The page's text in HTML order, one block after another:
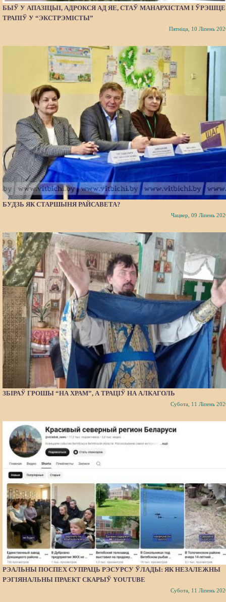
БЫЎ У АПАЗІЦЫІ, АДРОКСЯ АД ЯЕ, СТАЎ МАНАРХІСТАМ І ЎРЭШЦЕ
ТРАПІЎ У “ЭКСТРЭМІСТЫ”
Пятніца, 10 Ліпень
БУДЗЬ ЯК СТАРШЫНЯ РАЙСАВЕТА?
Чацвер, 09 Ліпень
ЗБІРАЎ ГРОШЫ “НА ХРАМ”, А ТРАЦІЎ НА АЛКАГОЛЬ
Субота, 11 Ліпень
РЭАЛЬНЫ ПОСПЕХ СУПРАЦЬ РЭСУРСУ ЎЛАДЫ: ЯК НЕЗАЛЕЖНЫ
РЭГІЯНАЛЬНЫ ПРАЕКТ СКАРЫЎ YOUTUBE
Субота, 11 Ліпень